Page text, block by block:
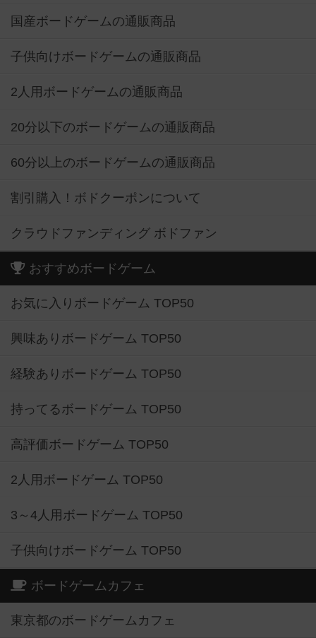
国産ボードゲームの通販商品
子供向けボードゲームの通販商品
2人用ボードゲームの通販商品
20分以下のボードゲームの通販商品
60分以上のボードゲームの通販商品
割引購入！ボドクーポンについて
クラウドファンディング ボドファン
おすすめボードゲーム
お気に入りボードゲーム TOP50
興味ありボードゲーム TOP50
経験ありボードゲーム TOP50
持ってるボードゲーム TOP50
高評価ボードゲーム TOP50
2人用ボードゲーム TOP50
3～4人用ボードゲーム TOP50
子供向けボードゲーム TOP50
ボードゲームカフェ
東京都のボードゲームカフェ